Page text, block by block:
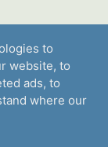
to
website, to
ads, to
where our
comunicación